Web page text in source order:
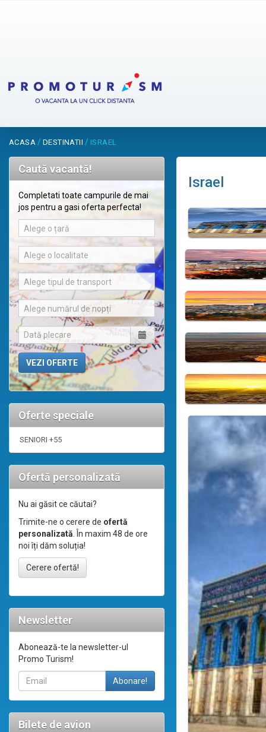
ACASA / DESTINATII / ISRAEL
Caută vacantă!
Completati toate campurile de mai
jos pentru a gasi oferta perfecta!
Alege o țară
Alege o localitate
Alege tipul de transport
Alege numărul de nopți
Oferte speciale
SENIORI +55
Ofertă personalizată
Nu ai găsit ce căutai?
Trimite-ne o cerere de ofertă
personalizată. În maxim 48 de ore
noi îți dăm soluția!
Cerere ofertă!
Newsletter
Abonează-te la newsletter-ul
Promo Turism!
Bilete de avion
Israel